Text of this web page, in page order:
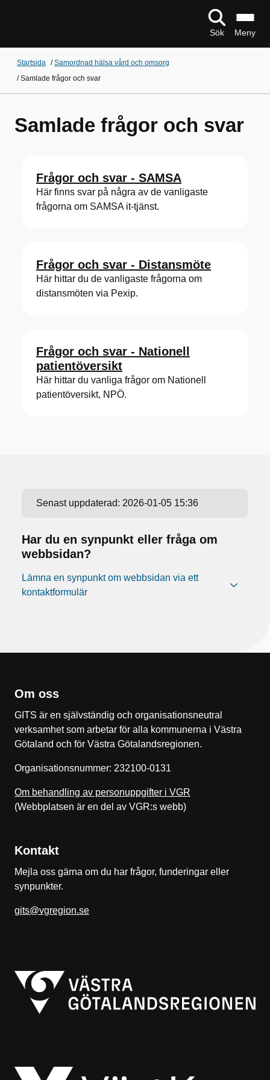
Sök Meny
Startsida /Samordnad hälsa vård och omsorg
/Samlade frågor och svar
Samlade frågor och svar
Frågor och svar - SAMSA
Här finns svar på några av de vanligaste
frågorna om SAMSA it-tjänst.
Frågor och svar - Distansmöte
Här hittar du de vanligaste frågorna om
distansmöten via Pexip.
Frågor och svar - Nationell
patientöversikt
Här hittar du vanliga frågor om Nationell
patientöversikt, NPÖ.
Senast uppdaterad: 2026-01-05 15:36
Har du en synpunkt eller fråga om
webbsidan?
Lämna en synpunkt om webbsidan via ett
kontaktformulär
Om oss
GITS är en självständig och organisationsneutral
verksamhet som arbetar för alla kommunerna i Västra
Götaland och för Västra Götalandsregionen.
Organisationsnummer: 232100-0131
Om behandling av personuppgifter i VGR
(Webbplatsen är en del av VGR:s webb)
Kontakt
Mejla oss gärna om du har frågor, funderingar eller
synpunkter.
gits@vgregion.se